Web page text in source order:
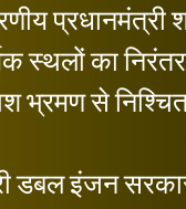
प्रधानमंत्री
स्थलों का
भ्रमण से निश्चित
डबल इंजन